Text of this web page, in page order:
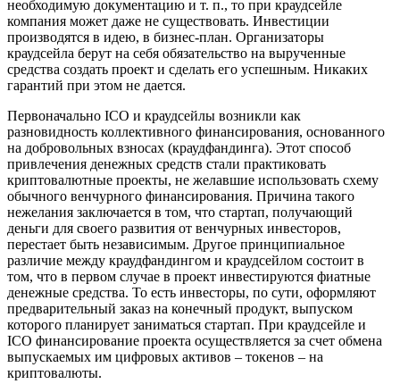
необходимую документацию и т. п., то при краудсейле
компания может даже не существовать. Инвестиции
производятся в идею, в бизнес-план. Организаторы
краудсейла берут на себя обязательство на вырученные
средства создать проект и сделать его успешным. Никаких
гарантий при этом не дается.
Первоначально ICO и краудсейлы возникли как
разновидность коллективного финансирования, основанного
на добровольных взносах (краудфандинга). Этот способ
привлечения денежных средств стали практиковать
криптовалютные проекты, не желавшие использовать схему
обычного венчурного финансирования. Причина такого
нежелания заключается в том, что стартап, получающий
деньги для своего развития от венчурных инвесторов,
перестает быть независимым. Другое принципиальное
различие между краудфандингом и краудсейлом состоит в
том, что в первом случае в проект инвестируются фиатные
денежные средства. То есть инвесторы, по сути, оформляют
предварительный заказ на конечный продукт, выпуском
которого планирует заниматься стартап. При краудсейле и
ICO финансирование проекта осуществляется за счет обмена
выпускаемых им цифровых активов – токенов – на
криптовалюты.